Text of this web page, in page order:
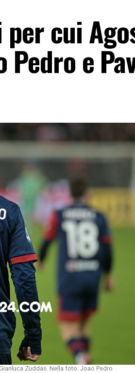
per cui
Pedro e
Zuddas. Nella foto: Joao Pedro